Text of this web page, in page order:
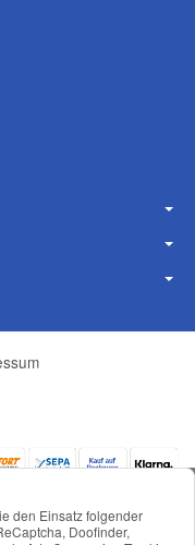
den Einsatz folgender
Doofinder,